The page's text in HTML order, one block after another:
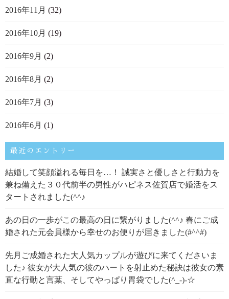
2016年11月 (32)
2016年10月 (19)
2016年9月 (2)
2016年8月 (2)
2016年7月 (3)
2016年6月 (1)
最近のエントリー
結婚して笑顔溢れる毎日を…！ 誠実さと優しさと行動力を
兼ね備えた３０代前半の男性がハピネス佐賀店で婚活をス
タートされました(^^♪
あの日の一歩がこの最高の日に繋がりました(^^♪ 春にご成
婚された元会員様から幸せのお便りが届きました(#^^#)
先月ご成婚された大人気カップルが遊びに来てくださいま
した♪ 彼女が大人気の彼のハートを射止めた秘訣は彼女の素
直な行動と言葉、そしてやっぱり胃袋でした(^_-)-☆